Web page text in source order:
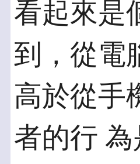
看起來是
到，從電
高於從手
者的行